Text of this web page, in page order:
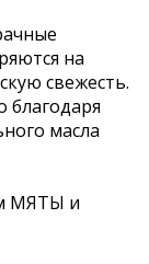
на
свежесть.
благодаря
масла
МЯТЫ и